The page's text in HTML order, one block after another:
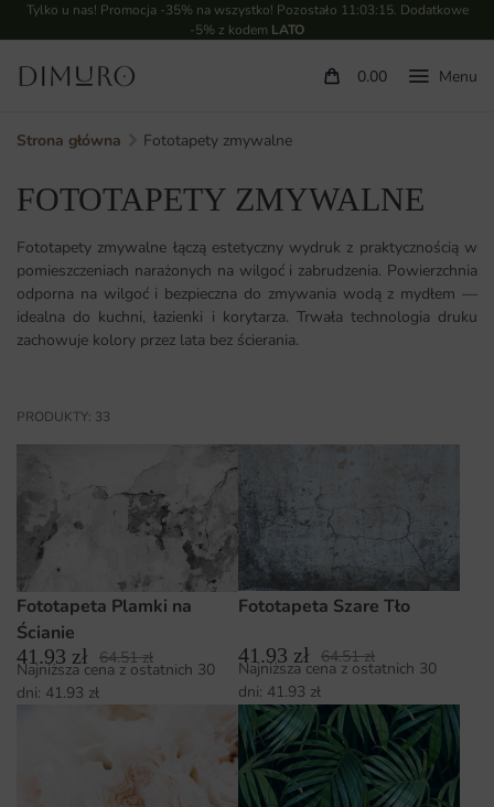
Tylko u nas! Promocja -35% na wszystko! Pozostało 11:03:14. Dodatkowe
-5% z kodem LATO
0.00
Strona główna Fototapety zmywalne
FOTOTAPETY ZMYWALNE
Fototapety zmywalne łączą estetyczny wydruk z praktycznością w
pomieszczeniach narażonych na wilgoć i zabrudzenia. Powierzchnia
odporna na wilgoć i bezpieczna do zmywania wodą z mydłem —
idealna do kuchni, łazienki i korytarza. Trwała technologia druku
zachowuje kolory przez lata bez ścierania.
PRODUKTY: 33
Fototapeta Plamki na
Ścianie
41.93 zł 64.51zł
Najniższa cena z ostatnich 30
dni: 41.93 zł
Fototapeta Szare Tło
41.93 zł 64.51zł
Najniższa cena z ostatnich 30
dni: 41.93 zł